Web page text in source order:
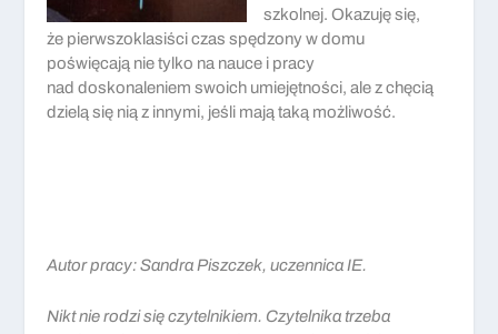
szkolnej. Okazuję się,
że pierwszoklasiści czas spędzony w domu
poświęcają nie tylko na nauce i pracy
nad doskonaleniem swoich umiejętności, ale z chęcią
dzielą się nią z innymi, jeśli mają taką możliwość.
Autor pracy: Sandra Piszczek, uczennica IE.
Nikt nie rodzi się czytelnikiem. Czytelnika trzeba